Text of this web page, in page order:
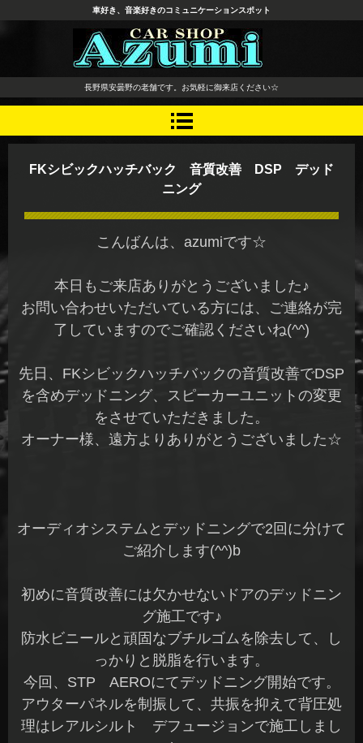
長野県 安曇野市 タイヤ ホ
イール デッドニング カーオ
ーディオ レカロシート
車好き、音楽好きのコミュニケーションスポット
長野県安曇野の老舗です。お気軽に御来店ください☆
FKシビックハッチバック 音質改善 DSP デッド
ニング
こんばんは、azumiです☆
本日もご来店ありがとうございました♪
お問い合わせいただいている方には、ご連絡が完
了していますのでご確認くださいね(^^)
先日、FKシビックハッチバックの音質改善でDSP
を含めデッドニング、スピーカーユニットの変更
をさせていただきました。
オーナー様、遠方よりありがとうございました☆
オーディオシステムとデッドニングで2回に分けて
ご紹介します(^^)b
初めに音質改善には欠かせないドアのデッドニン
グ施工です♪
防水ビニールと頑固なブチルゴムを除去して、し
っかりと脱脂を行います。
今回、STP AEROにてデッドニング開始です。
アウターパネルを制振して、共振を抑えて背圧処
理はレアルシルト デフュージョンで施工しまし